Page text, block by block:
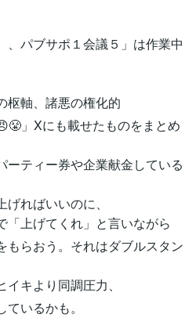
、パブサポ１会議５」は作業中
枢軸、諸悪の権化的
」Xにも載せたものをまとめ
ーティー券や企業献金している
ればいいのに、
「上げてくれ」と言いながら
もらおう。それはダブルスタン
キより同調圧力、
いるかも。